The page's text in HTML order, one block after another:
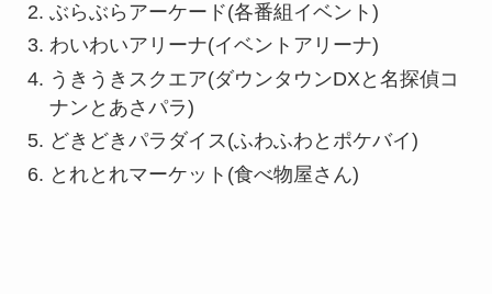
ぶらぶらアーケード(各番組イベント)
わいわいアリーナ(イベントアリーナ)
うきうきスクエア(ダウンタウンDXと名探偵コ
ナンとあさパラ)
どきどきパラダイス(ふわふわとポケバイ)
とれとれマーケット(食べ物屋さん)